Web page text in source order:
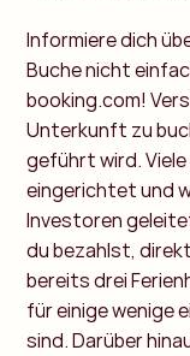
Informiere dich
Buche nicht
booking.com!
Unterkunft zu
geführt wird.
eingerichtet und
Investoren
du bezahlst,
bereits drei
für einige wenige
sind. Darüber